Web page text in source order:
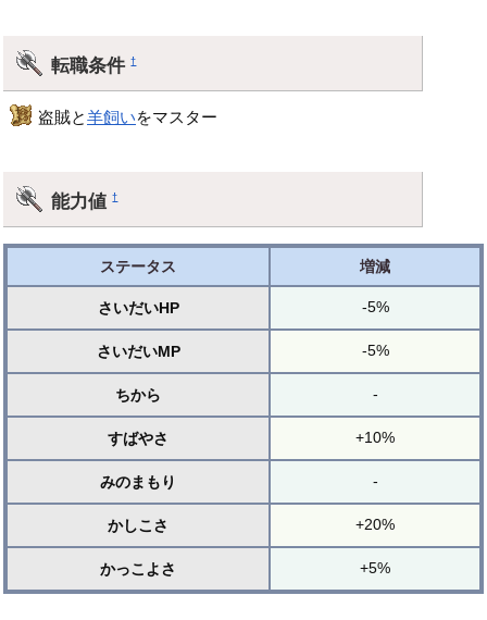
転職条件†
盗賊と羊飼いをマスター
能力値†
ステータス 増減
さいだいHP -5%
さいだいMP -5%
ちから -
すばやさ +10%
みのまもり -
かしこさ +20%
かっこよさ +5%